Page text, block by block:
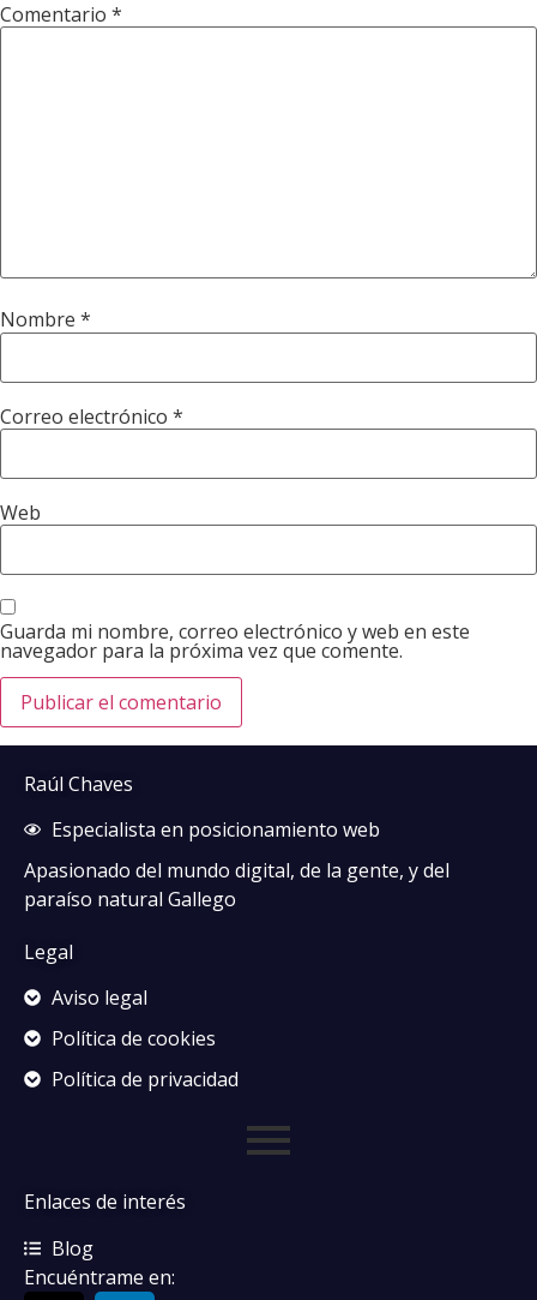
Comentario *
Nombre *
Correo electrónico *
Web
Guarda mi nombre, correo electrónico y web en este
navegador para la próxima vez que comente.
Raúl Chaves
Especialista en posicionamiento web
Apasionado del mundo digital, de la gente, y del
paraíso natural Gallego
Legal
Aviso legal
Política de cookies
Política de privacidad
Enlaces de interés
Blog
Encuéntrame en: